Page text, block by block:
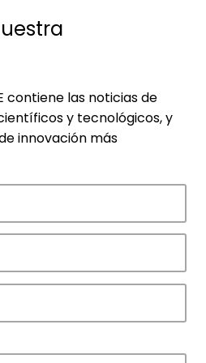
que impulsan la
de APTE.
contiene las noticias de
y tecnológicos, y
innovación más